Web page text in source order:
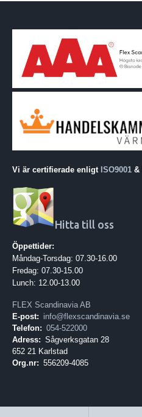
Vi är certifierade enligt ISO9001 &
Hitta till oss
Öppettider:
Måndag-Torsdag: 07.30-16.00
Fredag: 07.30-15.00
Lunch: 12.00-13.00
FLEX Scandinavia AB
E-post: info@flexscandinavia.se
Telefon: 054-522000
Adress: Sågverksgatan 28
652 21 Karlstad
Org.nr: 556209-4085